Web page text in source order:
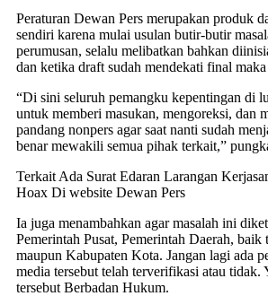
Peraturan Dewan Pers merupakan produk
sendiri karena mulai usulan butir-butir
perumusan, selalu melibatkan bahkan
dan ketika draft sudah mendekati final
“Di sini seluruh pemangku kepentingan di
untuk memberi masukan, mengoreksi, dan
pandang nonpers agar saat nanti sudah
benar mewakili semua pihak terkait,”
Terkait Ada Surat Edaran Larangan
Hoax Di website Dewan Pers
Ia juga menambahkan agar masalah ini
Pemerintah Pusat, Pemerintah Daerah,
maupun Kabupaten Kota. Jangan lagi ada
media tersebut telah terverifikasi atau tidak.
tersebut Berbadan Hukum.